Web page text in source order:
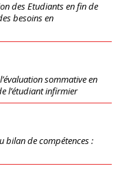
des Etudiants en fin de
besoins en
sommative en
l’étudiant infirmier
bilan de compétences :